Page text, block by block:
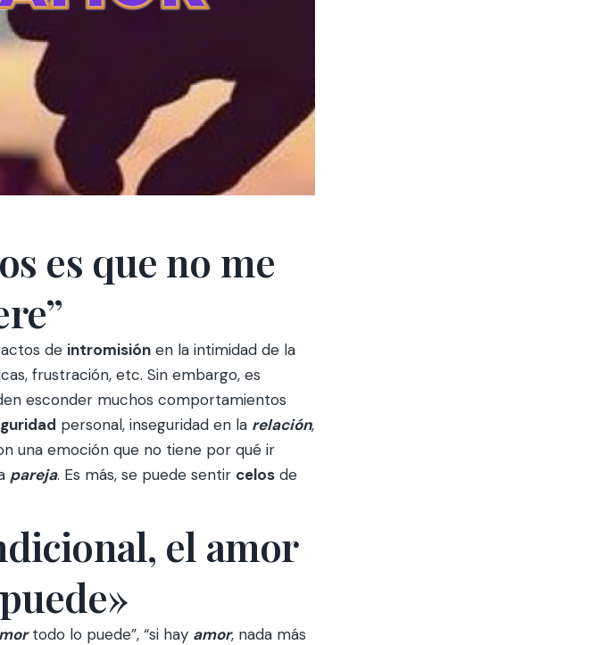
es que no me
de intromisión en la intimidad de la
frustración, etc. Sin embargo, es
esconder muchos comportamientos
personal, inseguridad en la relación,
una emoción que no tiene por qué ir
pareja. Es más, se puede sentir celos de
el amor
todo lo puede”, “si hay amor, nada más